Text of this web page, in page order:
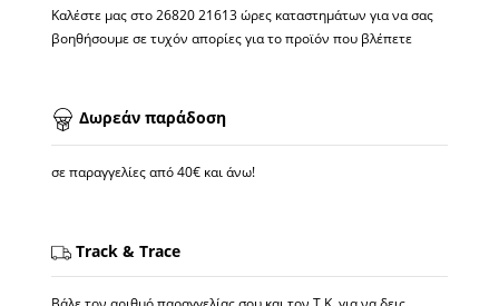
Καλέστε μας στο26820 21613ώρες καταστημάτων για να σας
βοηθήσουμε σε τυχόν απορίες για το προϊόν που βλέπετε
Δωρεάν παράδοση
σε παραγγελίες από 40€ και άνω!
Track & Trace